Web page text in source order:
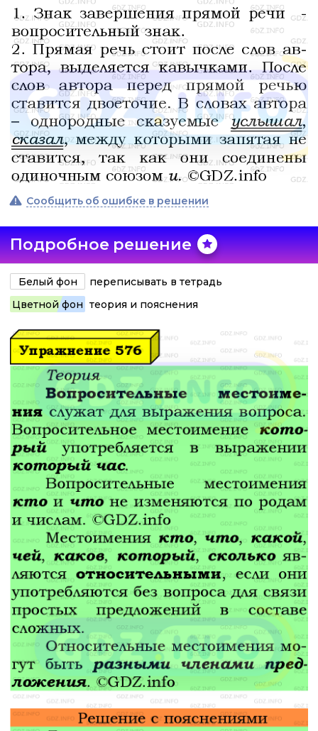
Сообщить об ошибке в решении
Подробное решение
Белый фон
переписывать в тетрадь
Цветной фон теория и пояснения